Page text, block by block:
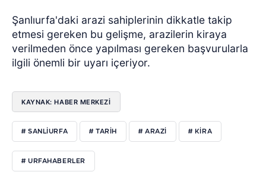
Şanlıurfa'daki arazi sahiplerinin dikkatle takip
etmesi gereken bu gelişme, arazilerin kiraya
verilmeden önce yapılması gereken başvurularla
ilgili önemli bir uyarı içeriyor.
KAYNAK: HABER MERKEZİ
# SANLIURFA # TARIH # ARAZI # KIRA
# URFAHABERLER